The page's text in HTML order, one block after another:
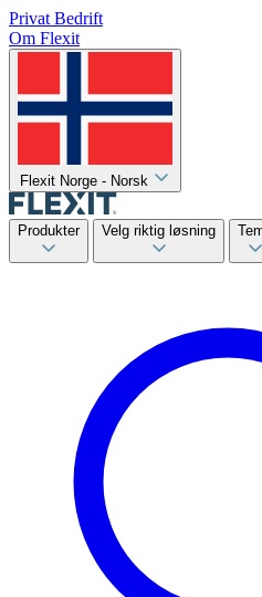
Privat Bedrift
Om Flexit
Flexit Norge - Norsk
Produkter Velg riktig løsning